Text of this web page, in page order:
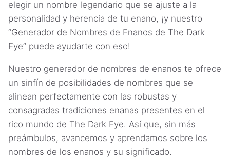
elegir un nombre legendario que se ajuste a la
personalidad y herencia de tu enano, ¡y nuestro
“Generador de Nombres de Enanos de The Dark
Eye” puede ayudarte con eso!
Nuestro generador de nombres de enanos te ofrece
un sinfín de posibilidades de nombres que se
alinean perfectamente con las robustas y
consagradas tradiciones enanas presentes en el
rico mundo de The Dark Eye. Así que, sin más
preámbulos, avancemos y aprendamos sobre los
nombres de los enanos y su significado.